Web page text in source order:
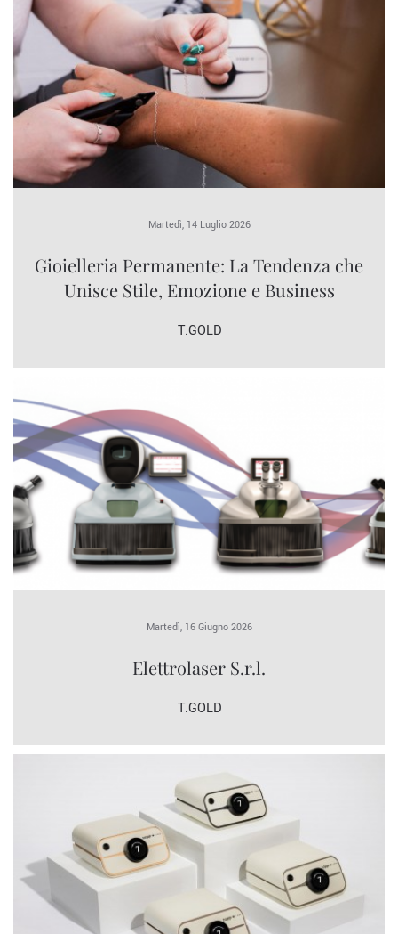
Martedì, 14 Luglio 2026
Gioielleria Permanente: La Tendenza che
Unisce Stile, Emozione e Business
T.GOLD
Martedì, 16 Giugno 2026
Elettrolaser S.r.l.
T.GOLD